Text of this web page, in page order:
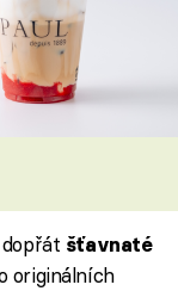
šťavnaté
originálních